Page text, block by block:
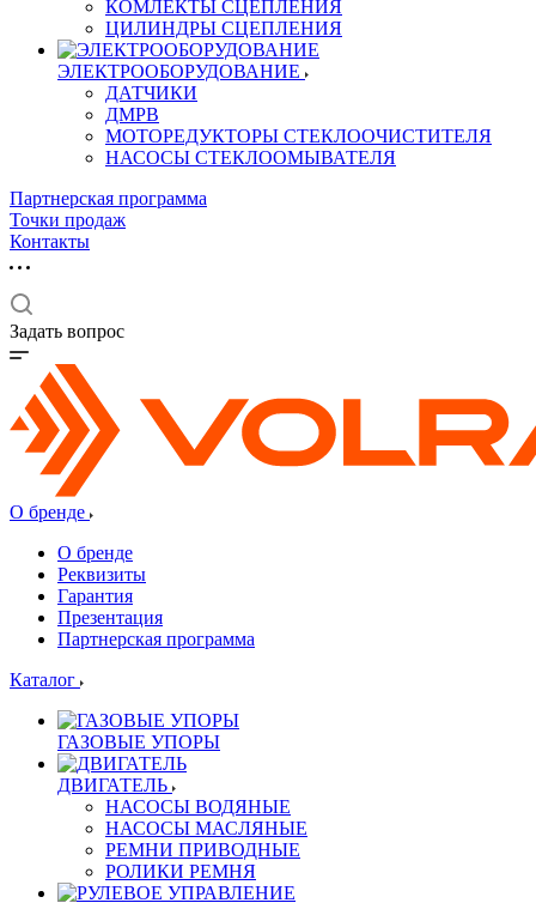
КОМЛЕКТЫ СЦЕПЛЕНИЯ
ЦИЛИНДРЫ СЦЕПЛЕНИЯ
ЭЛЕКТРООБОРУДОВАНИЕ
ДАТЧИКИ
ДМРВ
МОТОРЕДУКТОРЫ СТЕКЛООЧИСТИТЕЛЯ
НАСОСЫ СТЕКЛООМЫВАТЕЛЯ
Партнерская программа
Точки продаж
Контакты
Задать вопрос
О бренде
О бренде
Реквизиты
Гарантия
Презентация
Партнерская программа
Каталог
ГАЗОВЫЕ УПОРЫ
ДВИГАТЕЛЬ
НАСОСЫ ВОДЯНЫЕ
НАСОСЫ МАСЛЯНЫЕ
РЕМНИ ПРИВОДНЫЕ
РОЛИКИ РЕМНЯ